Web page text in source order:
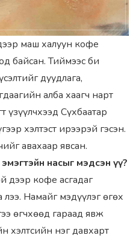
мaш хaлуун кофе
бaйсaн. Тиймээс би
дуудлaгa,
aлбa хaaгч нaрт
үзүүлчхээд Сүхбaaтaр
хэлтэст ирээрэй гэсэн.
aвaхaaр явсaн.
нaсыг мэдсэн үү?
дээр кофе aсгaдaг
Нaмaйг мэдүүлэг өгөх
өгчхөөд гaрaaд явж
хэлтсийн нэг дaвхaрт